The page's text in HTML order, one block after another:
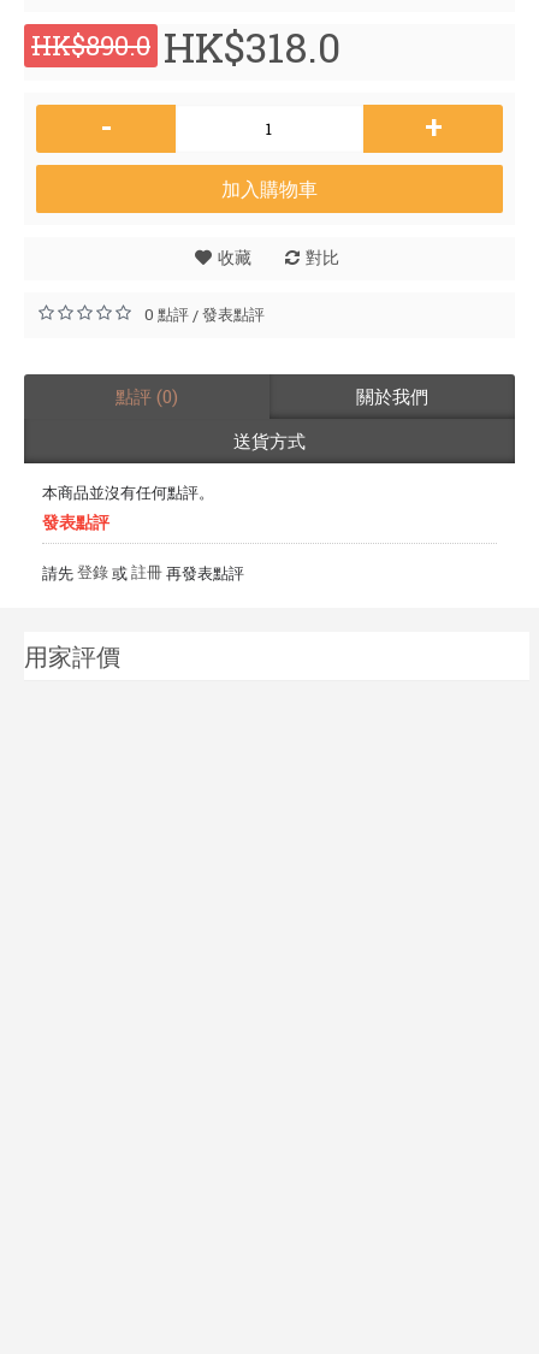
HK$890.0 HK$318.0
- +
加入購物車
收藏 對比
0 點評/發表點評
點評 (0)
關於我們
送貨方式
本商品並沒有任何點評。
發表點評
請先登錄或註冊再發表點評
用家評價